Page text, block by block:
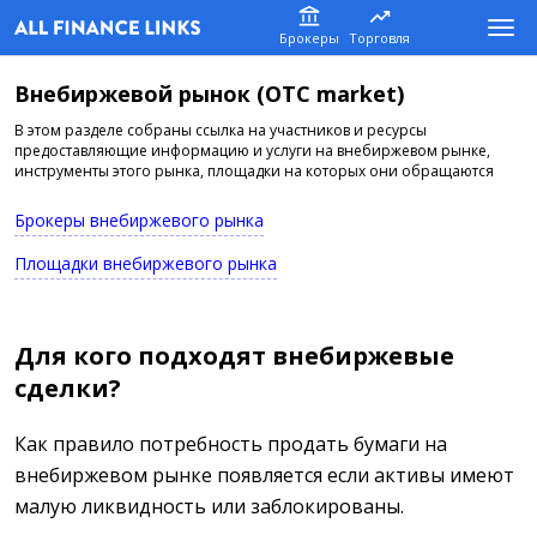
Брокеры Торговля
Внебиржевой рынок (OTC market)
В этом разделе собраны ссылка на участников и ресурсы
предоставляющие информацию и услуги на внебиржевом рынке,
инструменты этого рынка, площадки на которых они обращаются
Брокеры внебиржевого рынка
Площадки внебиржевого рынка
Для кого подходят внебиржевые
сделки?
Как правило потребность продать бумаги на
внебиржевом рынке появляется если активы имеют
малую ликвидность или заблокированы.